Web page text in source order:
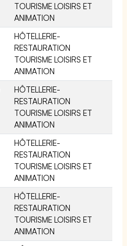
TOURISME LOISIRS ET
ANIMATION
HÔTELLERIE-
RESTAURATION
TOURISME LOISIRS ET
ANIMATION
HÔTELLERIE-
RESTAURATION
TOURISME LOISIRS ET
ANIMATION
HÔTELLERIE-
RESTAURATION
TOURISME LOISIRS ET
ANIMATION
HÔTELLERIE-
RESTAURATION
TOURISME LOISIRS ET
ANIMATION